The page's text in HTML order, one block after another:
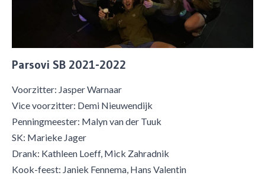
Parsovi SB 2021-2022
Voorzitter: Jasper Warnaar
Vice voorzitter: Demi Nieuwendijk
Penningmeester: Malyn van der Tuuk
SK: Marieke Jager
Drank: Kathleen Loeff, Mick Zahradnik
Kook-feest: Janiek Fennema, Hans Valentin